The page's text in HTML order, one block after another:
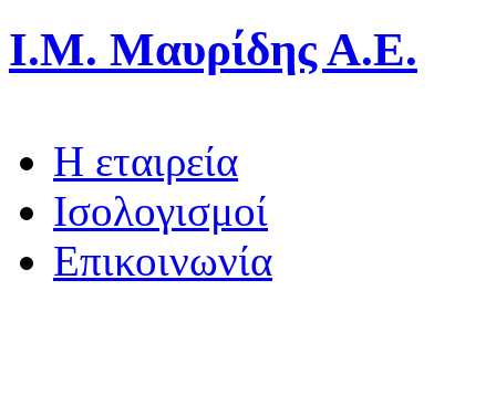
Ι.Μ. Μαυρίδης Α.Ε.
Η εταιρεία
Ισολογισμοί
Επικοινωνία